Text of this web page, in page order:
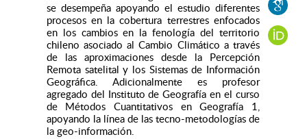
se desempeña apoyando el estudio diferentes
procesos en la cobertura terrestres enfocados
en los cambios en la fenología del territorio
chileno asociado al Cambio Climático a través
de las aproximaciones desde la Percepción
Remota satelital y los Sistemas de Información
Geográfica. Adicionalmente es profesor
agregado del Instituto de Geografía en el curso
de Métodos Cuantitativos en Geografía 1,
apoyando la línea de las tecno-metodologías de
la geo-información.